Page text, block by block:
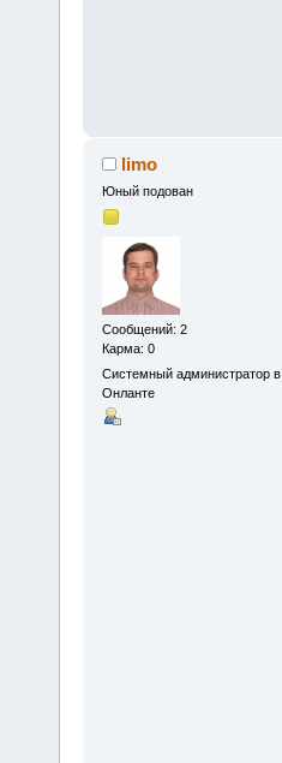
limo
Юный подован
Сообщений: 2
Карма: 0
Системный администратор в
Онланте